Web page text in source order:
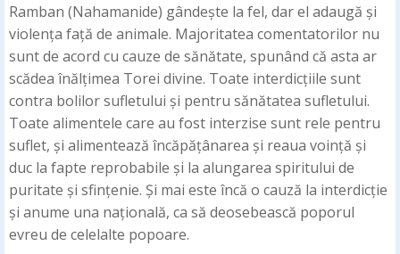
Ramban (Nahamanide) gândește la fel, dar el adaugă și
violența față de animale. Majoritatea comentatorilor nu
sunt de acord cu cauze de sănătate, spunând că asta ar
scădea înălțimea Torei divine. Toate interdicțiile sunt
contra bolilor sufletului și pentru sănătatea sufletului.
Toate alimentele care au fost interzise sunt rele pentru
suflet, și alimentează încăpățânarea și reaua voință și
duc la fapte reprobabile și la alungarea spiritului de
puritate și sfințenie. Și mai este încă o cauză la interdicție
și anume una națională, ca să deosebească poporul
evreu de celelalte popoare.